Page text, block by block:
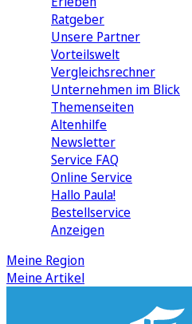
Ratgeber
Unsere Partner
Vorteilswelt
Vergleichsrechner
Unternehmen im Blick
Themenseiten
Altenhilfe
Newsletter
Service FAQ
Online Service
Hallo Paula!
Bestellservice
Anzeigen
Meine Region
Meine Artikel